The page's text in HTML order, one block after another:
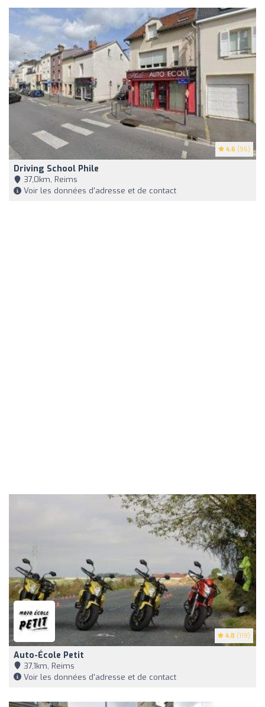
4.6 (96)
Driving School Phile
37,0km, Reims
Voir les données d'adresse et de contact
4.8 (119)
Auto-École Petit
37,1km, Reims
Voir les données d'adresse et de contact